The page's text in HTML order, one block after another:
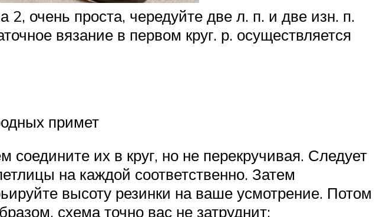
очень проста, чередуйте две л. п. и две изн. п.
вязание в первом круг. р. осуществляется
примет
их в круг, но не перекручивая. Следует
на каждой соответственно. Затем
высоту резинки на ваше усмотрение. Потом
схема точно вас не затруднит: